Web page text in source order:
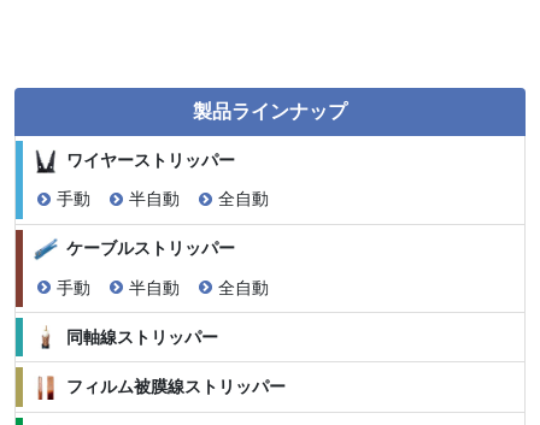
製品ラインナップ
ワイヤーストリッパー
手動 半自動 全自動
ケーブルストリッパー
手動 半自動 全自動
同軸線ストリッパー
フィルム被膜線ストリッパー